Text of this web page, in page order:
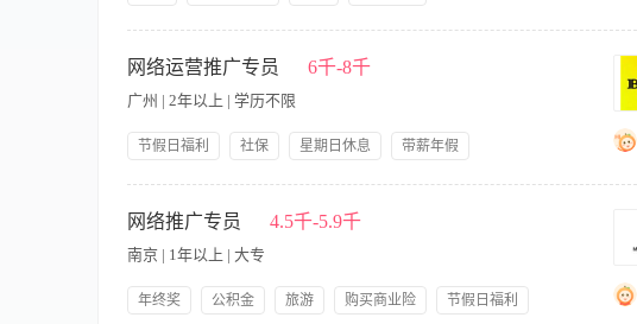
良好，执行力强，目标感突出。 5.了解医美行业规则，工作细致耐心，能适配科
辑，视频脚本及文案的独立创作经验。（底薪加提成，具体面谈） 公司包吃住，
网络运营推广专员 6千-8千
广州 | 2年以上 | 学历不限
节假日福利 社保 星期日休息
带薪年假
时保质完成网站推广任务 4、策划、执行在线推广活动，收集推广反馈数据，
目，并通过其他方式完成内容栏目的建设和上线 6、与其他网站进行网站间的
网站运营的改进意见和需求等 任职要求： 1.2年以上互联网产品推广工作经验
秀文字表达能力者优先 3.社交网络重度用户，对新事物有好奇心并愿意尝试，了
网络推广专员 4.5千-5.9千
南京 | 1年以上 | 大专
年终奖 公积金 旅游 购买商业险
节假日福利